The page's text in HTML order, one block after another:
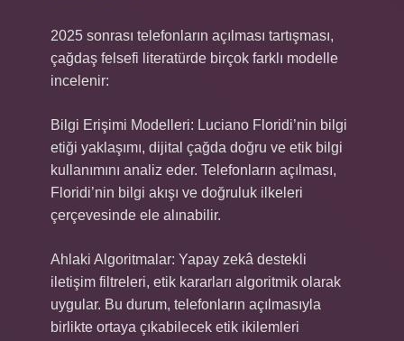
2025 sonrası telefonların açılması tartışması,
çağdaş felsefi literatürde birçok farklı modelle
incelenir:
Bilgi Erişimi Modelleri: Luciano Floridi’nin bilgi
etiği yaklaşımı, dijital çağda doğru ve etik bilgi
kullanımını analiz eder. Telefonların açılması,
Floridi’nin bilgi akışı ve doğruluk ilkeleri
çerçevesinde ele alınabilir.
Ahlaki Algoritmalar: Yapay zekâ destekli
iletişim filtreleri, etik kararları algoritmik olarak
uygular. Bu durum, telefonların açılmasıyla
birlikte ortaya çıkabilecek etik ikilemleri